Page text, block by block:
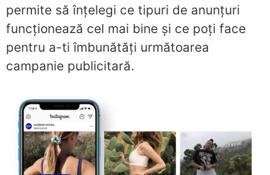
permite să înțelegi ce tipuri de anunțuri
funcționează cel mai bine și ce poți face
pentru a-ti îmbunătăți următoarea
campanie publicitară.